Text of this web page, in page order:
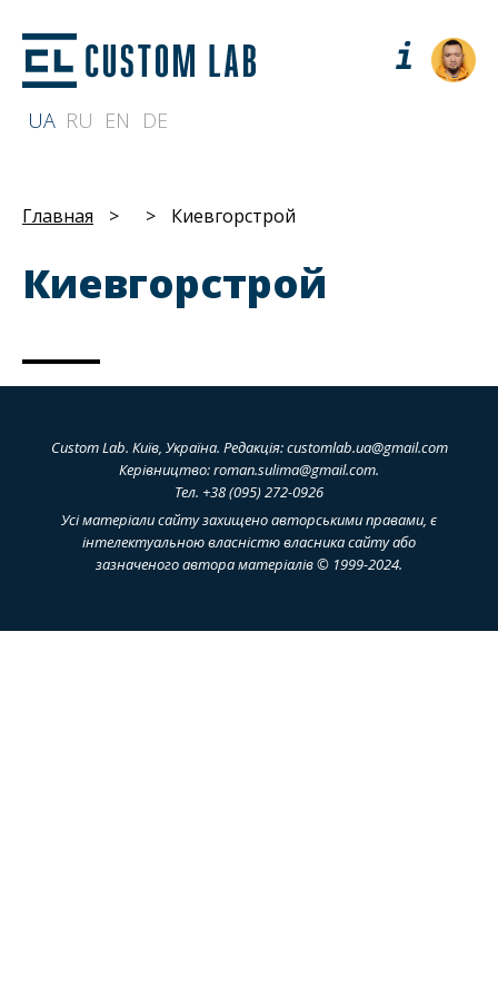
UA RU EN DE
Главная > > Киевгорстрой
Киевгорстрой
Custom Lab. Київ, Україна. Редакція:customlab.ua@gmail.com
Керівництво:roman.sulima@gmail.com.
Тел. +38 (095) 272-0926
Усі матеріали сайту захищено авторськими правами, є
інтелектуальною власністю власника сайту або
зазначеного автора матеріалів © 1999-2024.